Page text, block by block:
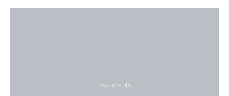
PASTELERÍA